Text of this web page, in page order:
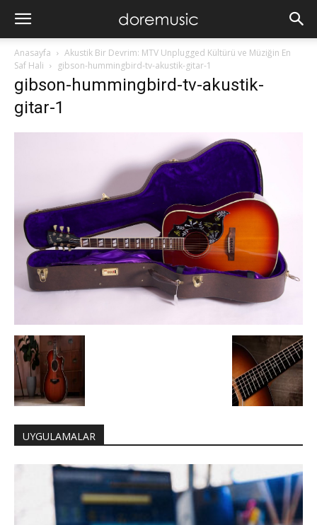
Anasayfa
Akustik Bir Devrim: MTV Unplugged Kültürü ve Müziğin En
Saf Hali
gibson-hummingbird-tv-akustik-gitar-1
gibson-hummingbird-tv-akustik-
gitar-1
UYGULAMALAR